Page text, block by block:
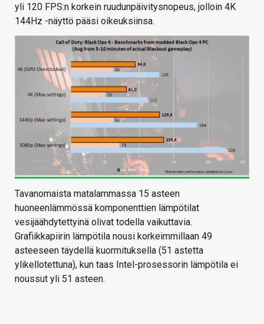
yli 120 FPS:n korkein ruudunpäivitysnopeus, jolloin 4K
144Hz -näyttö pääsi oikeuksiinsa.
Tavanomaista matalammassa 15 asteen
huoneenlämmössä komponenttien lämpötilat
vesijäähdytettyinä olivat todella vaikuttavia.
Grafiikkapiirin lämpötila nousi korkeimmillaan 49
asteeseen täydellä kuormituksella (51 astetta
ylikellotettuna), kun taas Intel-prosessorin lämpötila ei
noussut yli 51 asteen.